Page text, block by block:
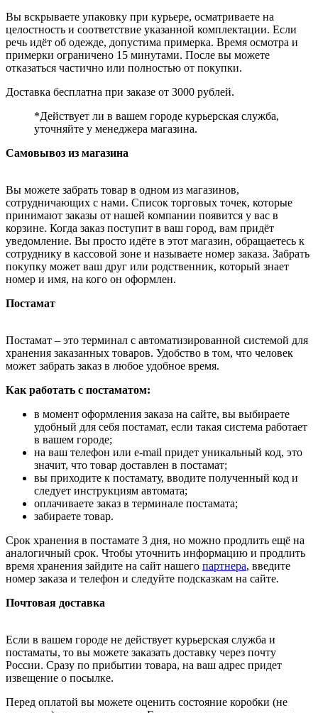
Вы вскрываете упаковку при курьере, осматриваете на
целостность и соответствие указанной комплектации. Если
речь идёт об одежде, допустима примерка. Время осмотра и
примерки ограничено 15 минутами. После вы можете
отказаться частично или полностью от покупки.
Доставка бесплатна при заказе от 3000 рублей.
*Действует ли в вашем городе курьерская служба,
уточняйте у менеджера магазина.
Самовывоз из магазина
Вы можете забрать товар в одном из магазинов,
сотрудничающих с нами. Список торговых точек, которые
принимают заказы от нашей компании появится у вас в
корзине. Когда заказ поступит в ваш город, вам придёт
уведомление. Вы просто идёте в этот магазин, обращаетесь к
сотруднику в кассовой зоне и называете номер заказа. Забрать
покупку может ваш друг или родственник, который знает
номер и имя, на кого он оформлен.
Постамат
Постамат – это терминал с автоматизированной системой для
хранения заказанных товаров. Удобство в том, что человек
может забрать заказ в любое удобное время.
Как работать с постаматом:
в момент оформления заказа на сайте, вы выбираете
удобный для себя постамат, если такая система работает
в вашем городе;
на ваш телефон или e-mail придет уникальный код, это
значит, что товар доставлен в постамат;
вы приходите к постамату, вводите полученный код и
следует инструкциям автомата;
оплачиваете заказ в терминале постамата;
забираете товар.
Срок хранения в постамате 3 дня, но можно продлить ещё на
аналогичный срок. Чтобы уточнить информацию и продлить
время хранения зайдите на сайт нашего партнера, введите
номер заказа и телефон и следуйте подсказкам на сайте.
Почтовая доставка
Если в вашем городе не действует курьерская служба и
постаматы, то вы можете заказать доставку через почту
России. Сразу по прибытии товара, на ваш адрес придет
извещение о посылке.
Перед оплатой вы можете оценить состояние коробки (не